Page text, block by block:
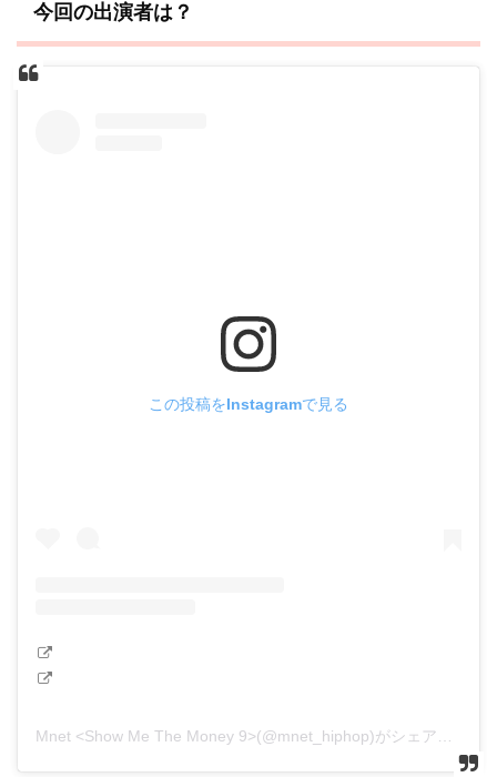
今回の出演者は？
この投稿をInstagramで見る
Mnet <Show Me The Money 9>(@mnet_hiphop)がシェアした投稿